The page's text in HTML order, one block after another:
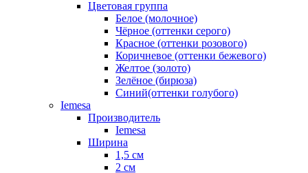
Цветовая группа
Белое (молочное)
Чёрное (оттенки серого)
Красное (оттенки розового)
Коричневое (оттенки бежевого)
Желтое (золото)
Зелёное (бирюза)
Синий(оттенки голубого)
Iemesa
Производитель
Iemesa
Ширина
1,5 см
2 см